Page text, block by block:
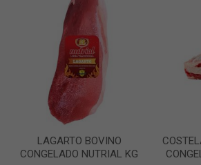
LAGARTO BOVINO
CONGELADO NUTRIAL KG